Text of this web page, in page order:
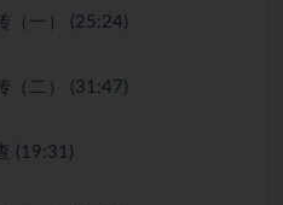
（一） (25:24)
（二） (31:47)
(19:31)